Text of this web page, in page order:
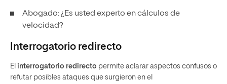
Abogado: ¿Es usted experto en cálculos de
velocidad?
Interrogatorio redirecto
El interrogatorio redirecto permite aclarar aspectos confusos o
refutar posibles ataques que surgieron en el